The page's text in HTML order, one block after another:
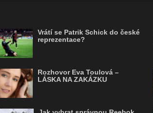
Vrátí se Patrik Schick do české
reprezentace?
Rozhovor Eva Toulová –
LÁSKA NA ZAKÁZKU